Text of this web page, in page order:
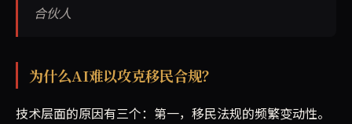
合伙人
为什么AI难以攻克移民合规？
技术层面的原因有三个：第一，移民法规的频繁变动性。